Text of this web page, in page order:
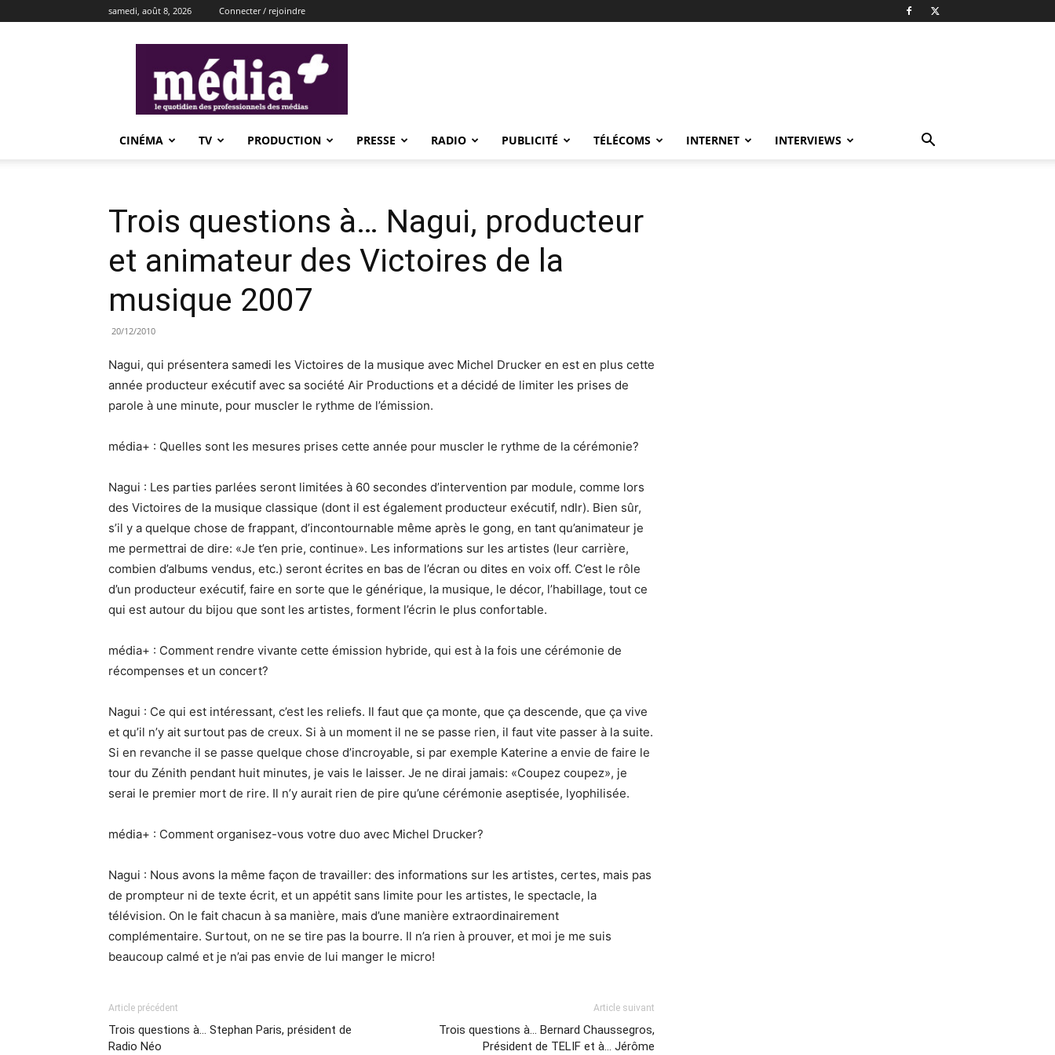
samedi, août 8, 2026 Connecter / rejoindre
CINÉMA TV PRODUCTION PRESSE RADIO PUBLICITÉ TÉLÉCOMS INTERNET INTERVIEWS
Trois questions à… Nagui, producteur
et animateur des Victoires de la
musique 2007
20/12/2010
Nagui, qui présentera samedi les Victoires de la musique avec Michel Drucker en est en plus cette
année producteur exécutif avec sa société Air Productions et a décidé de limiter les prises de
parole à une minute, pour muscler le rythme de l’émission.
média+ : Quelles sont les mesures prises cette année pour muscler le rythme de la cérémonie?
Nagui : Les parties parlées seront limitées à 60 secondes d’intervention par module, comme lors
des Victoires de la musique classique (dont il est également producteur exécutif, ndlr). Bien sûr,
s’il y a quelque chose de frappant, d’incontournable même après le gong, en tant qu’animateur je
me permettrai de dire: «Je t’en prie, continue». Les informations sur les artistes (leur carrière,
combien d’albums vendus, etc.) seront écrites en bas de l’écran ou dites en voix off. C’est le rôle
d’un producteur exécutif, faire en sorte que le générique, la musique, le décor, l’habillage, tout ce
qui est autour du bijou que sont les artistes, forment l’écrin le plus confortable.
média+ : Comment rendre vivante cette émission hybride, qui est à la fois une cérémonie de
récompenses et un concert?
Nagui : Ce qui est intéressant, c’est les reliefs. Il faut que ça monte, que ça descende, que ça vive
et qu’il n’y ait surtout pas de creux. Si à un moment il ne se passe rien, il faut vite passer à la suite.
Si en revanche il se passe quelque chose d’incroyable, si par exemple Katerine a envie de faire le
tour du Zénith pendant huit minutes, je vais le laisser. Je ne dirai jamais: «Coupez coupez», je
serai le premier mort de rire. Il n’y aurait rien de pire qu’une cérémonie aseptisée, lyophilisée.
média+ : Comment organisez-vous votre duo avec Michel Drucker?
Nagui : Nous avons la même façon de travailler: des informations sur les artistes, certes, mais pas
de prompteur ni de texte écrit, et un appétit sans limite pour les artistes, le spectacle, la
télévision. On le fait chacun à sa manière, mais d’une manière extraordinairement
complémentaire. Surtout, on ne se tire pas la bourre. Il n’a rien à prouver, et moi je me suis
beaucoup calmé et je n’ai pas envie de lui manger le micro!
Article précédent
Trois questions à… Stephan Paris, président de
Radio Néo
Article suivant
Trois questions à… Bernard Chaussegros,
Président de TELIF et à… Jérôme